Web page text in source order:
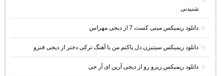
شنیدنی
دانلود ریمیکس مینی کست 7 از دیجی مهراس
دانلود ریمیکس سیتیزن دل پاکتم من با آهنگ ترکی دختر از دیجی فنزو
دانلود ریمیکس زیرو رو از دیجی آرین ای آر جی